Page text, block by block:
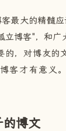
最大的精髓应
立博客"，和广
的，对博友的
客才有意义
的博文